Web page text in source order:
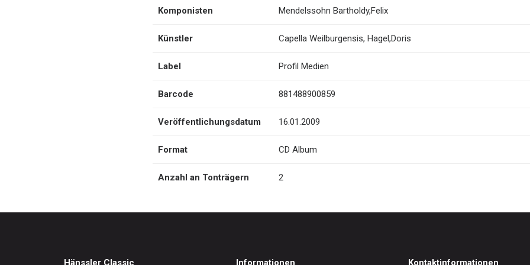
Komponisten Mendelssohn Bartholdy,Felix
Künstler Capella Weilburgensis, Hagel,Doris
Label Profil Medien
Barcode 881488900859
Veröffentlichungsdatum 16.01.2009
Format CD Album
Anzahl an Tonträgern 2
Hänssler Classic Informationen Kontaktinformationen